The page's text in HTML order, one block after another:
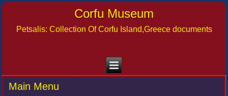
Corfu Museum
Petsalis: Collection Of Corfu Island,Greece documents
Main Menu